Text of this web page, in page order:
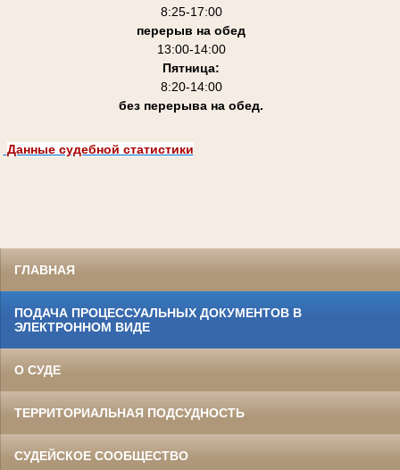
8:25-17:00
перерыв на обед
13:00-14:00
Пятница:
8:20-14:00
без перерыва на обед.
Данные судебной статистики
ГЛАВНАЯ
ПОДАЧА ПРОЦЕССУАЛЬНЫХ ДОКУМЕНТОВ В
ЭЛЕКТРОННОМ ВИДЕ
О СУДЕ
ТЕРРИТОРИАЛЬНАЯ ПОДСУДНОСТЬ
СУДЕЙСКОЕ СООБЩЕСТВО